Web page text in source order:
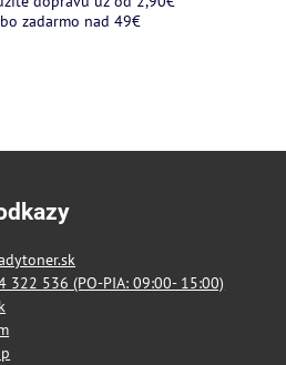
zadarmo nad 49€
322 536 (PO-PIA: 09:00- 15:00)